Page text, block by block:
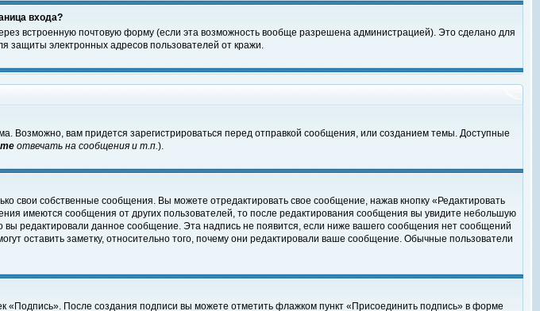
входа?
встроенную почтовую форму (если эта возможность вообще разрешена администрацией). Это сделано для
защиты электронных адресов пользователей от кражи.
вам придется зарегистрироваться перед отправкой сообщения, или созданием темы. Доступные
отвечать на сообщения и т.п.).
свои собственные сообщения. Вы можете отредактировать свое сообщение, нажав кнопку «Редактировать
имеются сообщения от других пользователей, то после редактирования сообщения вы увидите небольшую
вы редактировали данное сообщение. Эта надпись не появится, если ниже вашего сообщения нет сообщений
оставить заметку, относительно того, почему они редактировали ваше сообщение. Обычные пользователи
«Подпись». После создания подписи вы можете отметить флажком пункт «Присоединить подпись» в форме